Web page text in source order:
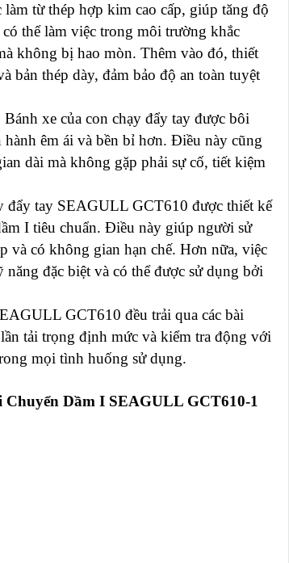
làm từ thép hợp kim cao cấp, giúp tăng độ
thể làm việc trong môi trường khắc
không bị hao mòn. Thêm vào đó, thiết
bản thép dày, đảm bảo độ an toàn tuyệt
Bánh xe của con chạy đẩy tay được bôi
êm ái và bền bỉ hơn. Điều này cũng
dài mà không gặp phải sự cố, tiết kiệm
đẩy tay SEAGULL GCT610 được thiết kế
I tiêu chuẩn. Điều này giúp người sử
và có không gian hạn chế. Hơn nữa, việc
đặc biệt và có thể được sử dụng bởi
GCT610 đều trải qua các bài
tải trọng định mức và kiểm tra động với
mọi tình huống sử dụng.
Dầm I SEAGULL GCT610-1